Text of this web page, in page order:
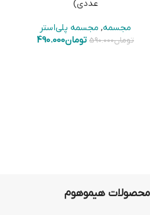
عددی)
مجسمه, مجسمه پلی‌استر
تومان590.000 تومان490.000
محصولات هیموهوم